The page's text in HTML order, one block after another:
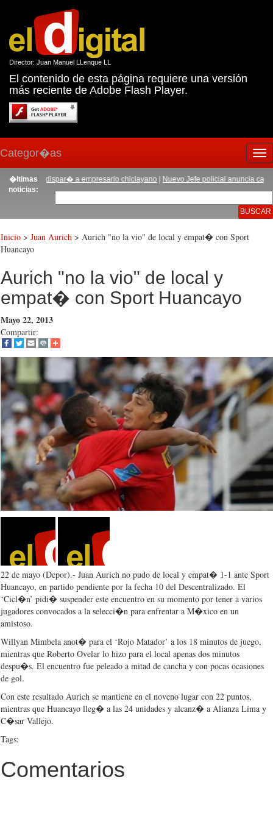
Director: Juan Manuel LLenque LL
El contenido de esta página requiere una versión
más reciente de Adobe Flash Player.
Categor�as
�ltimas
noticias:
y dispar� a empresario chiclayano|Nuevo Jefe policial anuncia cambios
Inicio > Juan Aurich > Aurich "no la vio" de local y empat� con Sport
Huancayo
Aurich "no la vio" de local y
empat� con Sport Huancayo
Mayo 22, 2013
Compartir:
22 de mayo (Depor).- Juan Aurich no pudo de local y empat� 1-1 ante Sport
Huancayo, en partido pendiente por la fecha 10 del Descentralizado. El
‘Cicl�n’ pidi� suspender este encuentro en su momento por tener a varios
jugadores convocados a la selecci�n para enfrentar a M�xico en un
amistoso.
Willyan Mimbela anot� para el ‘Rojo Matador’ a los 18 minutos de juego,
mientras que Roberto Ovelar lo hizo para el local apenas dos minutos
despu�s. El encuentro fue peleado a mitad de cancha y con pocas ocasiones
de gol.
Con este resultado Aurich se mantiene en el noveno lugar con 22 puntos,
mientras que Huancayo lleg� a las 24 unidades y alcanz� a Alianza Lima y
C�sar Vallejo.
Tags:
Comentarios